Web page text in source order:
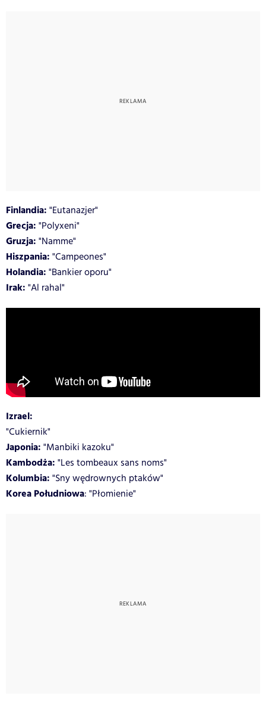
Finlandia: "Eutanazjer"
Grecja: "Polyxeni"
Gruzja: "Namme"
Hiszpania: "Campeones"
Holandia: "Bankier oporu"
Irak: "Al rahal"
Izrael:
"Cukiernik"
Japonia: "Manbiki kazoku"
Kambodża: "Les tombeaux sans noms"
Kolumbia: "Sny wędrownych ptaków"
Korea Południowa: "Płomienie"